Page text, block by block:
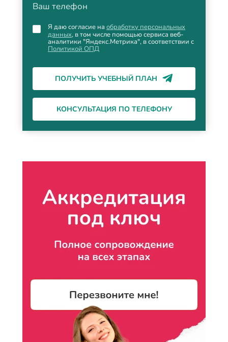
Ваш телефон
Я даю согласие на обработку персональных
данных, в том числе помощью сервиса веб-
аналитики "Яндекс.Метрика", в соответствии с
Политикой ОПД
ПОЛУЧИТЬ УЧЕБНЫЙ ПЛАН
КОНСУЛЬТАЦИЯ ПО ТЕЛЕФОНУ